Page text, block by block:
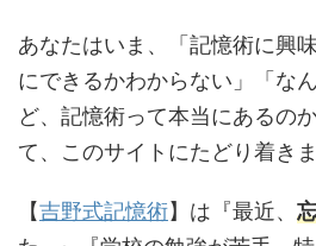
あなたはいま、「記憶術に興
にできるかわからない」「な
ど、記憶術って本当にあるの
て、このサイトにたどり着き
【吉野式記憶術】は『最近、